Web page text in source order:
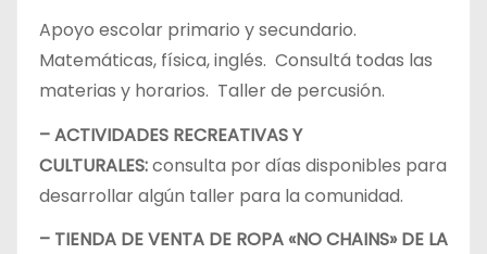
Apoyo escolar primario y secundario.
Matemáticas, física, inglés. Consultá todas las
materias y horarios. Taller de percusión.
– ACTIVIDADES RECREATIVAS Y
CULTURALES:consulta por días disponibles para
desarrollar algún taller para la comunidad.
– TIENDA DE VENTA DE ROPA «NO CHAINS» DE LA